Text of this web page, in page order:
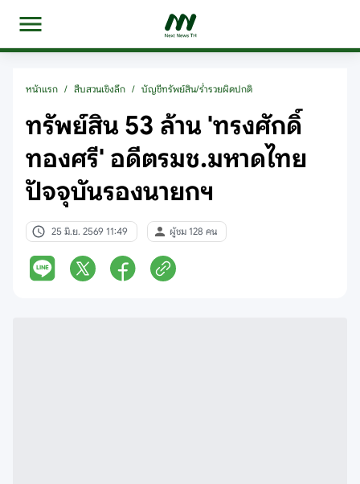
หน้าแรก / สืบสวนเชิงลึก / บัญชีทรัพย์สิน/ร่ำรวยผิดปกติ
ทรัพย์สิน 53 ล้าน 'ทรงศักดิ์
ทองศรี' อดีตรมช.มหาดไทย
ปัจจุบันรองนายกฯ
25 มิ.ย. 2569 11:49 ผู้ชม 128 คน